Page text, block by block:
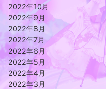
2022年10月
2022年9月
2022年8月
2022年7月
2022年6月
2022年5月
2022年4月
2022年3月